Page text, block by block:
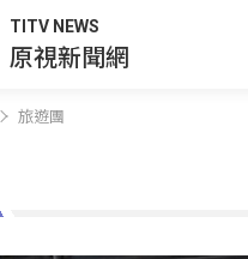
TITV NEWS
原視新聞網
旅遊團